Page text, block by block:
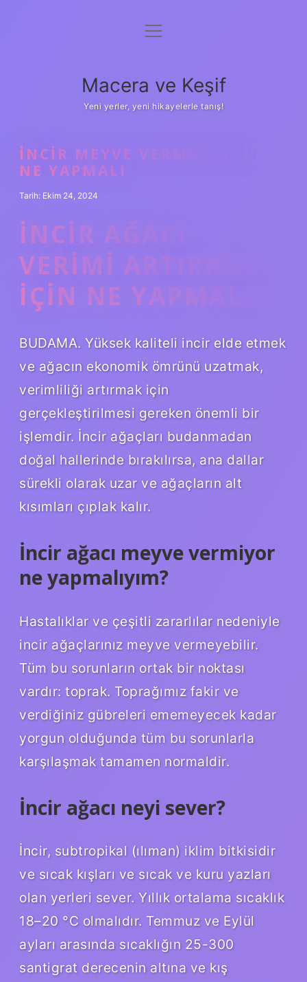
Anasayfa
Yasal Uyarı
menüyü
Macera ve Keşif
Yeni yerler, yeni hikayelerle tanış!
İNCIR MEYVE VERMESI IÇIN
NE YAPMALI
Tarih: Ekim 24, 2024
İNCIR AĞACI
VERIMI ARTIRMAK
IÇIN NE YAPMALI?
BUDAMA. Yüksek kaliteli incir elde etmek
ve ağacın ekonomik ömrünü uzatmak,
verimliliği artırmak için
gerçekleştirilmesi gereken önemli bir
işlemdir. İncir ağaçları budanmadan
doğal hallerinde bırakılırsa, ana dallar
sürekli olarak uzar ve ağaçların alt
kısımları çıplak kalır.
İncir ağacı meyve vermiyor
ne yapmalıyım?
Hastalıklar ve çeşitli zararlılar nedeniyle
incir ağaçlarınız meyve vermeyebilir.
Tüm bu sorunların ortak bir noktası
vardır: toprak. Toprağımız fakir ve
verdiğiniz gübreleri ememeyecek kadar
yorgun olduğunda tüm bu sorunlarla
karşılaşmak tamamen normaldir.
İncir ağacı neyi sever?
İncir, subtropikal (ılıman) iklim bitkisidir
ve sıcak kışları ve sıcak ve kuru yazları
olan yerleri sever. Yıllık ortalama sıcaklık
18–20 °C olmalıdır. Temmuz ve Eylül
ayları arasında sıcaklığın 25-300
santigrat derecenin altına ve kış